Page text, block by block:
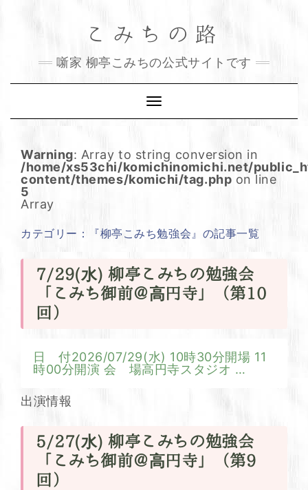
こみちの路
噺家 柳亭こみちの公式サイトです
Toggle
Navigation
Warning: Array to string conversion in
/home/xs53chi/komichinomichi.net/
content/themes/komichi/tag.php on line
5
Array
カテゴリー：『柳亭こみち勉強会』の記事一覧
7/29(水) 柳亭こみちの勉強会
「こみち御前＠高円寺」（第10
回）
日 付2026/07/29(水) 10時30分開場 11
時00分開演 会 場高円寺スタジオ …
出演情報
5/27(水) 柳亭こみちの勉強会
「こみち御前＠高円寺」（第9
回）